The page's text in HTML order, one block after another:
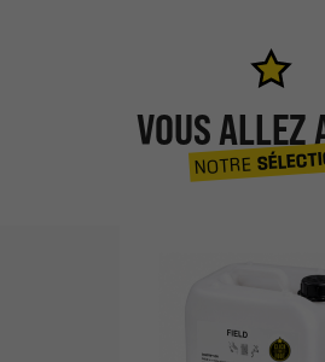
VOUS ALLEZ
NOTRE